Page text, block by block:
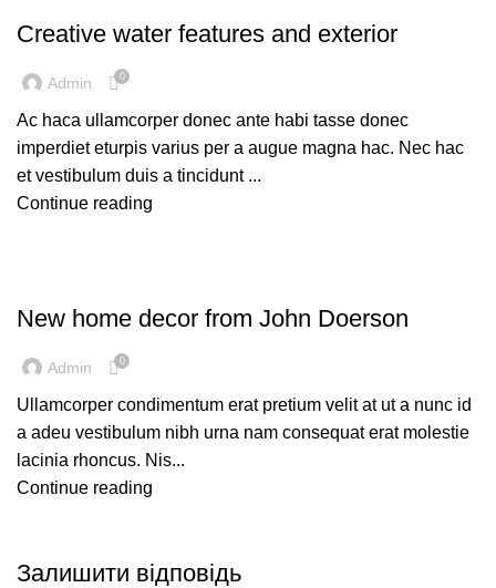
Creative water features and exterior
Admin 0
Ac haca ullamcorper donec ante habi tasse donec
imperdiet eturpis varius per a augue magna hac. Nec hac
et vestibulum duis a tincidunt ...
Continue reading
New home decor from John Doerson
Admin 0
Ullamcorper condimentum erat pretium velit at ut a nunc id
a adeu vestibulum nibh urna nam consequat erat molestie
lacinia rhoncus. Nis...
Continue reading
Залишити відповідь